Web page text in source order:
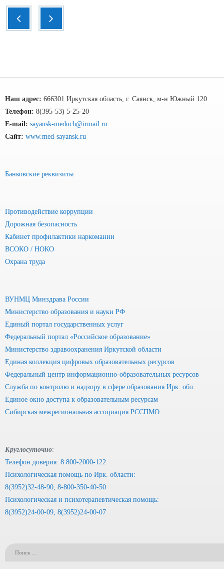
Наш адрес: 666301 Иркутская область, г. Саянск, м-н Южный 120
Телефон: 8(395-53) 5-25-20
E-mail: sayansk-meduch@irmail.ru
Сайт: www.med-sayansk.ru
Банковские реквизиты
Противодействие коррупции
Дорожная безопасность
Кабинет профилактики наркомании
ВСОКО / НОКО
Охрана труда
ВУНМЦ Минздрава России
Министерство образования и науки РФ
Единый портал государственных услуг
Федеральный портал «Российское образование»
Министерство здравоохранения Иркутской области
Единая коллекция цифровых образовательных ресурсов
Федеральный центр информационно-образовательных ресурсов
Служба по контролю и надзору в сфере образования Ирк. обл.
Единое окно доступа к образовательным ресурсам
Сибирская межрегиональная ассоциация РССПМО
Круглосуточно:
Телефон доверия: 8 800-2000-122
Психологическая помощь по Ирк. области:
8(3952)32-48-90, 8-800-350-40-50
Психологическая и психотерапевтическая помощь:
8(3952)24-00-09, 8(3952)24-00-07